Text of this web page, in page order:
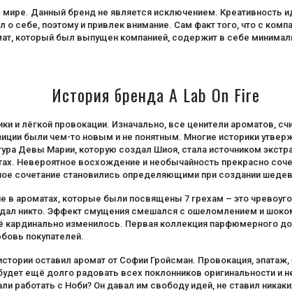
Данный бренд не является исключением. Креативность
себе, поэтому и привлек внимание. Сам факт того, что с
который был выпущен компанией, содержит в себе
История бренда A Lab On Fire
и лёгкой провокации. Изначально, все ценители
были чем-то новым и не понятным. Многие историки
Девы Марии, которую создал Шиоя, стала источником
Невероятное восхождение и необычайность прекрасно
сочетание становились определяющими при создании
ароматах, которые были посвящены 7 грехам – это
никто. Эффект смущения смешался с ошеломлением и
изменилось. Первая коллекция парфюмерного
покупателей.
оставил аромат от Софии Гройсман. Провокация,
ещё долго радовать всех поклонников оригинальности и
с Ноби? Он давал им свободу идей, не ставил